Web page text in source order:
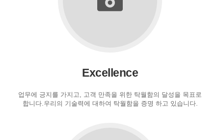
Excellence
업무에 긍지를 가지고, 고객 만족을 위한 탁월함의 달성을 목표로
합니다.우리의 기술력에 대하여 탁월함을 증명 하고 있습니다.